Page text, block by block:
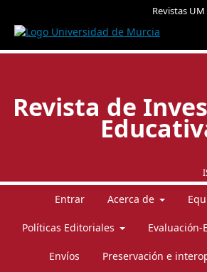
Revistas UM
Revista de
Entrar Acerca de
Políticas Editoriales
Envíos Preservación e